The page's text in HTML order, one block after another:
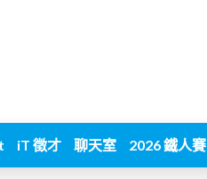
iT 徵才 聊天室 2026 鐵人賽